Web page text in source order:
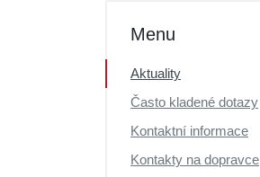
Menu
Aktuality
Často kladené dotazy
Kontaktní informace
Kontakty na dopravce